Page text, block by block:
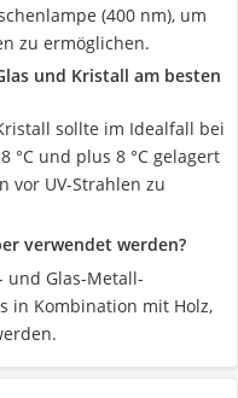
(400 nm), um
zu ermöglichen.
und Kristall am besten
sollte im Idealfall bei
°C und plus 8 °C gelagert
vor UV-Strahlen zu
verwendet werden?
und Glas-Metall-
in Kombination mit Holz,